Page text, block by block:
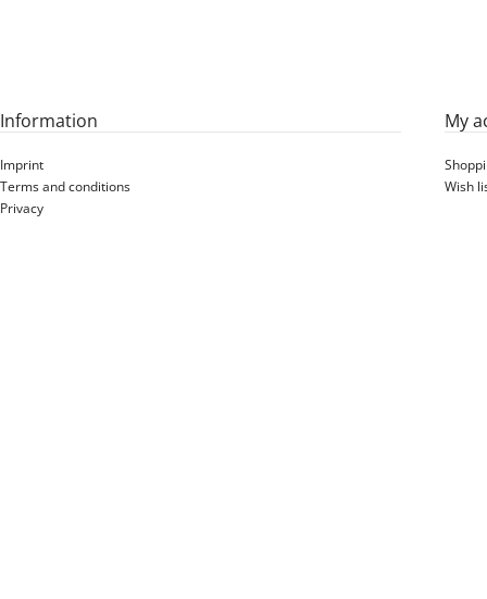
Information
Imprint
Terms and conditions
Privacy
My
Wish